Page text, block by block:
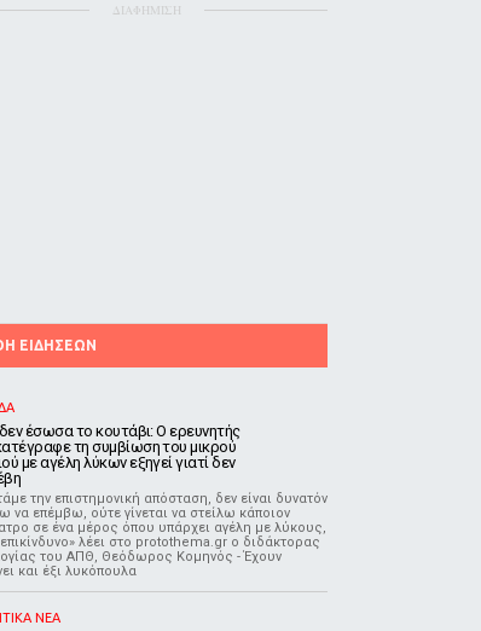
ΔΙΑΦΗΜΙΣΗ
ΕΙΔΗΣΕΩΝ
δεν έσωσα το κουτάβι: Ο ερευνητής
τη συμβίωση του μικρού
με αγέλη λύκων εξηγεί γιατί δεν
την επιστημονική απόσταση, δεν είναι δυνατόν
να επέμβω, ούτε γίνεται να στείλω κάποιον
σε ένα μέρος όπου υπάρχει αγέλη με λύκους,
επικίνδυνο» λέει στο protothema.gr ο διδάκτορας
του ΑΠΘ, Θεόδωρος Κομηνός - Έχουν
και έξι λυκόπουλα
ΝΕΑ